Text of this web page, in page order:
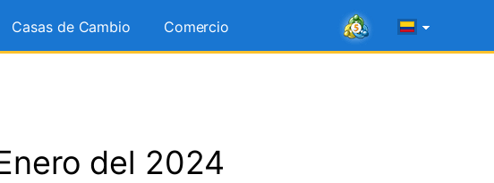
Casas de Cambio Comercio
del 2024